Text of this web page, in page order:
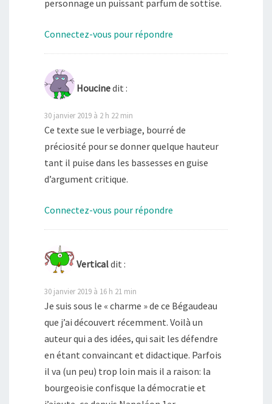
personnage un puissant parfum de sottise.
Connectez-vous pour répondre
Houcinedit :
30 janvier 2019 à 2 h 22 min
Ce texte sue le verbiage, bourré de
préciosité pour se donner quelque hauteur
tant il puise dans les bassesses en guise
d’argument critique.
Connectez-vous pour répondre
Verticaldit :
30 janvier 2019 à 16 h 21 min
Je suis sous le « charme » de ce Bégaudeau
que j’ai découvert récemment. Voilà un
auteur qui a des idées, qui sait les défendre
en étant convaincant et didactique. Parfois
il va (un peu) trop loin mais il a raison: la
bourgeoisie confisque la démocratie et